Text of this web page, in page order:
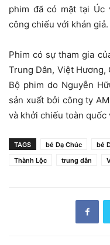
phim đã có mặt tại Úc
công chiếu với khán giả.
Phim có sự tham gia
Trung Dân, Việt Hương,
Bộ phim do Nguyễn
sản xuất bởi công ty
và khởi chiếu toàn quốc
TAGS bé Dạ Chúc bé
Thành Lộc
trung dân